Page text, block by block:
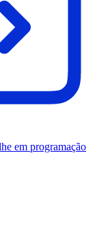
em programação